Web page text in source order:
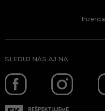
Inzercia
SLEDUJ NÁS AJ NA